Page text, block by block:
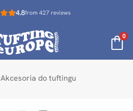
4.8from 427 reviews
0
Akcesoria do tuftingu